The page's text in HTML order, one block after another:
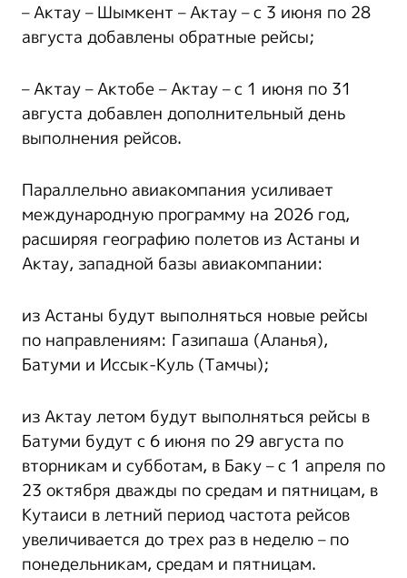
– Актау – Шымкент – Актау – с 3 июня по 28
августа добавлены обратные рейсы;
– Актау – Актобе – Актау – с 1 июня по 31
августа добавлен дополнительный день
выполнения рейсов.
Параллельно авиакомпания усиливает
международную программу на 2026 год,
расширяя географию полетов из Астаны и
Актау, западной базы авиакомпании:
из Астаны будут выполняться новые рейсы
по направлениям: Газипаша (Аланья),
Батуми и Иссык-Куль (Тамчы);
из Актау летом будут выполняться рейсы в
Батуми будут с 6 июня по 29 августа по
вторникам и субботам, в Баку – с 1 апреля по
23 октября дважды по средам и пятницам, в
Кутаиси в летний период частота рейсов
увеличивается до трех раз в неделю – по
понедельникам, средам и пятницам.